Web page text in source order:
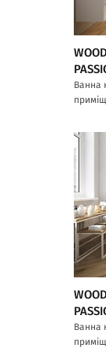
Ванна
Ванна